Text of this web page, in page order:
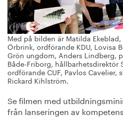
Med på bilden är Matilda
Örbrink, ordförande KDU, Lovisa
Grön ungdom, Anders Lindberg,
Både-Friborg, hållbarhetsdirektör
ordförande CUF, Pavlos Cavelier,
Rickard Kihlström.
Se filmen med
från lanseringen av